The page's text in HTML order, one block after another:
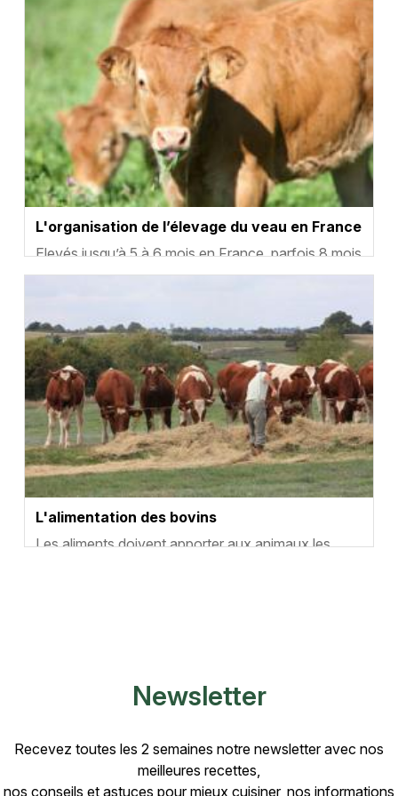
L'organisation de l’élevage du veau en France
Résumé
Elevés jusqu’à 5 à 6 mois en France, parfois 8 mois
dans d’autres pays européens, le veau de
L'alimentation des bovins
Résumé
Les aliments doivent apporter aux animaux les
Newsletter
Recevez toutes les 2 semaines notre newsletter avec nos
meilleures recettes,
nos conseils et astuces pour mieux cuisiner, nos informations